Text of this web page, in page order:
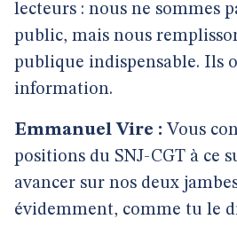
lecteurs : nous ne sommes
public, mais nous
publique indispensable. Ils
information.
Emmanuel Vire : Vous
positions du SNJ-CGT à ce
avancer sur nos deux
évidemment, comme tu le